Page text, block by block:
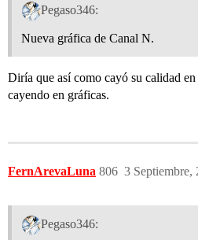
Pegaso346:
Nueva gráfica de Canal N.
Diría que así como cayó su calidad
cayendo en gráficas.
FernArevaLuna 3 Septiembre,
806
Pegaso346: